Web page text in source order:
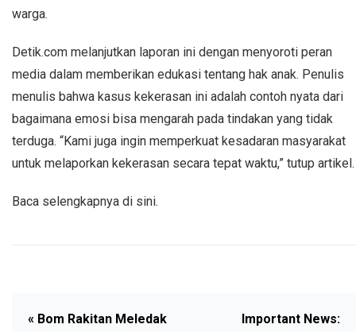
warga.
Detik.com melanjutkan laporan ini dengan menyoroti peran
media dalam memberikan edukasi tentang hak anak. Penulis
menulis bahwa kasus kekerasan ini adalah contoh nyata dari
bagaimana emosi bisa mengarah pada tindakan yang tidak
terduga. “Kami juga ingin memperkuat kesadaran masyarakat
untuk melaporkan kekerasan secara tepat waktu,” tutup artikel.
Baca selengkapnya di sini.
« Bom Rakitan Meledak
Important News: